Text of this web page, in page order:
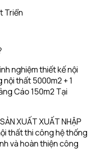
Triển
nghiệm thiết kế nội
thất 5000m2 + 1
Cáo 150m2 Tại
XUẤT XUẤT NHẬP
thất thi công hệ thống
và hoàn thiện công